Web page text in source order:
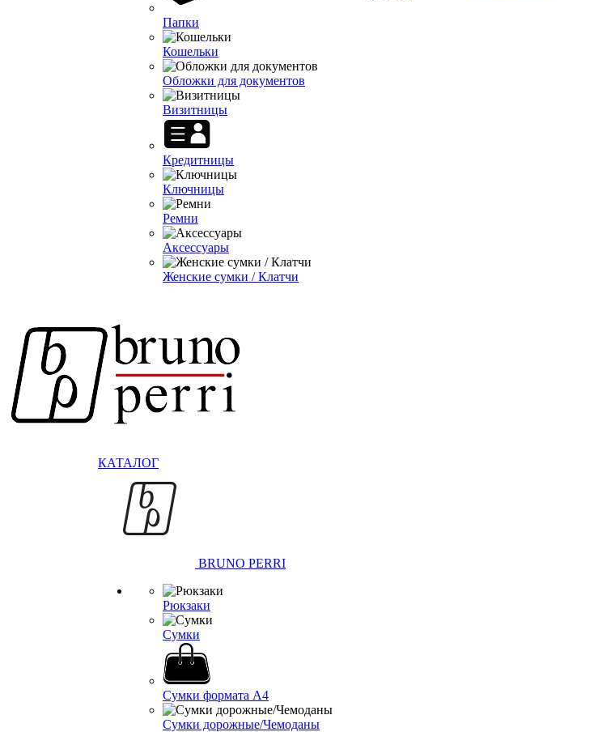
Папки
Кошельки
Обложки для документов
Визитницы
Кредитницы
Ключницы
Ремни
Аксессуары
Женские сумки / Клатчи
КАТАЛОГ
BRUNO PERRI
Рюкзаки
Сумки
Сумки формата А4
Сумки дорожные/Чемоданы